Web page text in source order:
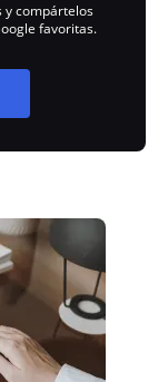
y compártelos
favoritas.